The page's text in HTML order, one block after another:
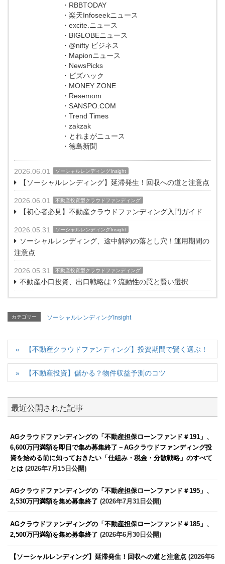
・RBBTODAY
・楽天Infoseekニュース
・excite.ニュース
・BIGLOBEニュース
・@nifty ビジネス
・Mapionニュース
・NewsPicks
・ビズハック
・MONEY ZONE
・Resemom
・SANSPO.COM
・Trend Times
・zakzak
・とれまがニュース
・徳島新聞
2026.06.01 ソーシャルレンディングInsight
【ソーシャルレンディング】延滞発生！回収への道と注意点
2026.06.01 不動産投資型クラウドファンディング
【初心者必見】不動産クラウドファンディング入門ガイド
2026.05.31 ソーシャルレンディングInsight
ソーシャルレンディング、途中解約の落とし穴！運用期間の
注意点
2026.05.31 不動産投資型クラウドファンディング
不動産小口投資、出口戦略は？流動性の罠と賢い選択
カテゴリー ソーシャルレンディングInsight
【不動産クラウドファンディング】投資期間で賢く選ぶ！
【不動産投資】儲かる？物件収益予測のコツ
最近公開された記事
AGクラウドファンディングの「不動産担保ローンファンド＃191」、
6,600万円満額を即日で集め募集終了－AGクラウドファンディング投
資を始める前に知っておきたい「仕組み・税金・分散戦略」のすべて
とは (2026年7月15日公開)
AGクラウドファンディングの「不動産担保ローンファンド＃195」、
2,530万円満額を集め募集終了 (2026年7月31日公開)
AGクラウドファンディングの「不動産担保ローンファンド＃185」、
2,500万円満額を集め募集終了 (2026年6月30日公開)
【ソーシャルレンディング】延滞発生！回収への道と注意点 (2026年6